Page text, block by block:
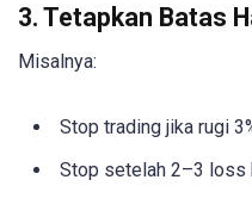
3. Tetapkan Batas
Misalnya:
Stop trading jika rugi
Stop setelah 2–3 loss